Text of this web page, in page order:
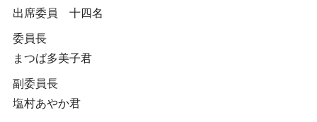
出席委員 十四名
委員長
まつば多美子君
副委員長
塩村あやか君